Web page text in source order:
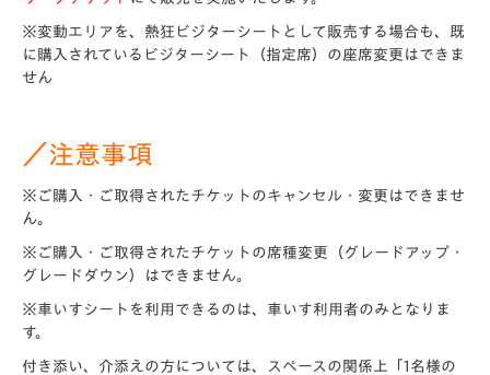
※変動エリアを、熱狂ビジターシートとして販売する場合も、既
に購入されているビジターシート（指定席）の座席変更はできま
せん
／注意事項
※ご購入・ご取得されたチケットのキャンセル・変更はできませ
ん。
※ご購入・ご取得されたチケットの席種変更（グレードアップ・
グレードダウン）はできません。
※車いすシートを利用できるのは、車いす利用者のみとなりま
す。
付き添い、介添えの方については、スペースの関係上「1名様の